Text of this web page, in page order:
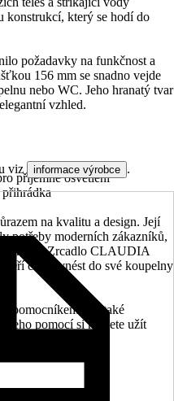
konstrukcí, který se hodí do
požadavky na funkčnost a
156 mm se snadno vejde
nebo WC. Jeho hranatý tvar
vzhled.
příjemné osvětlení
na kvalitu a design. Její
potřeby moderních zákazníků,
Zrcadlo CLAUDIA
chtějí vnést do své koupelny
pomocníkem, ale také
jeho pomocí si můžete užít
a stylem.
viz informace výrobce .